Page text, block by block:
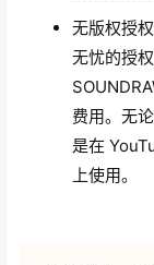
无版权授
无忧的授
费用。无
是在
上使用。